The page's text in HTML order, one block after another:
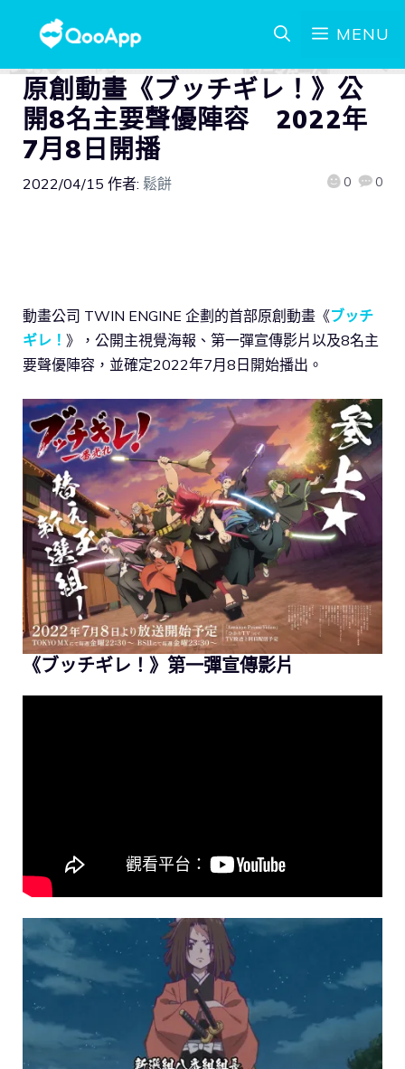
MENU
原創動畫《ブッチギレ！》公
開8名主要聲優陣容 2022年
7月8日開播
2022/04/15 作者: 鬆餅 0 0
動畫公司 TWIN ENGINE 企劃的首部原創動畫《ブッチ
ギレ！ 》，公開主視覺海報、第一彈宣傳影片以及8名主
要聲優陣容，並確定2022年7月8日開始播出。
《ブッチギレ！》第一彈宣傳影片